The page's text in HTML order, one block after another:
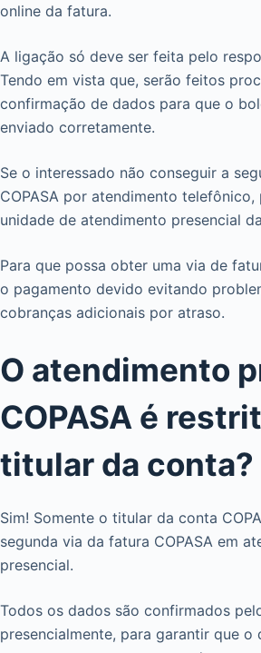
online da fatura.
A ligação só deve ser feita pelo
Tendo em vista que, serão feitos
confirmação de dados para que o
enviado corretamente.
Se o interessado não conseguir a
COPASA por atendimento
unidade de atendimento presencial
Para que possa obter uma via de
o pagamento devido evitando
cobranças adicionais por atraso.
O atendimento
COPASA é
titular da conta?
Sim! Somente o titular da conta
segunda via da fatura COPASA em
presencial.
Todos os dados são confirmados
presencialmente, para garantir que o